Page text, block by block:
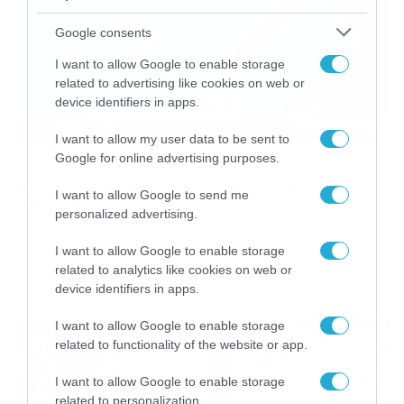
Google consents
I want to allow Google to enable storage
related to advertising like cookies on web or
device identifiers in apps.
I want to allow my user data to be sent to
Google for online advertising purposes.
I want to allow Google to send me
personalized advertising.
I want to allow Google to enable storage
related to analytics like cookies on web or
device identifiers in apps.
I want to allow Google to enable storage
related to functionality of the website or app.
I want to allow Google to enable storage
related to personalization.
04/02/2018 20:14
Έσωσε κοάλα που πνιγόταν σε πισίνα
(video)
πνιγόταν στην πισίνα. Δείτε το βίντεο που εμφανίζει
παρακάτω την αλτρουιστική πράξη του.